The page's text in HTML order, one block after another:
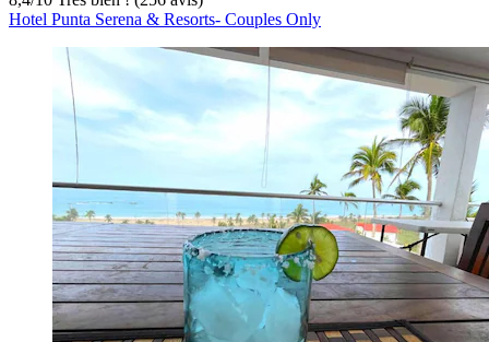
Hotel Punta Serena & Resorts- Couples Only